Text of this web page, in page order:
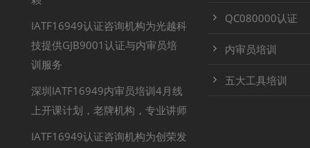
IATF16949认证咨询机构为光越科
技提供GJB9001认证与内审员培
训服务
深圳IATF16949内审员培训4月线
上开课计划，老牌机构，专业讲师
IATF16949认证咨询机构为创荣发
QC080000认证
内审员培训
五大工具培训